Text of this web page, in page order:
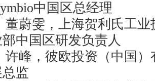
中国区总经理
雯，上海贺利氏工业
中国区研发负责人
，彼欧投资（中国）
监